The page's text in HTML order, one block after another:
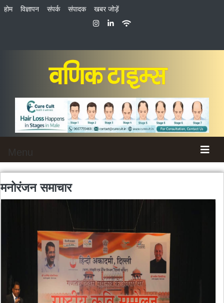
होम विज्ञापन संपर्क संपादक खबर जोड़ें
मनोरंजनसमाचार